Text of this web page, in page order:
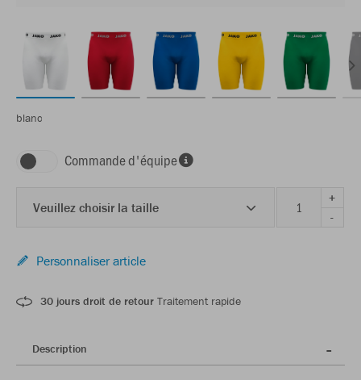
blanc
Commande d'équipe
Veuillez choisir la taille
+
-
Personnaliser article
30 jours droit de retour Traitement rapide
Description